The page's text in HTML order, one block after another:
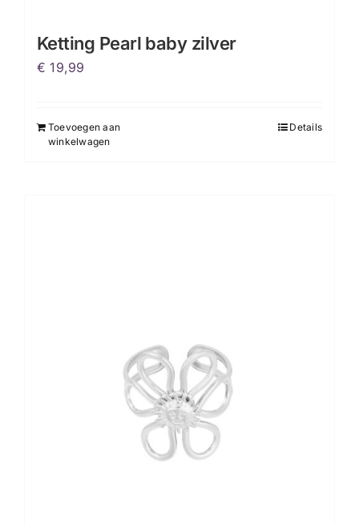
Ketting Pearl baby zilver
€ 19,99
Toevoegen aan
winkelwagen
Details